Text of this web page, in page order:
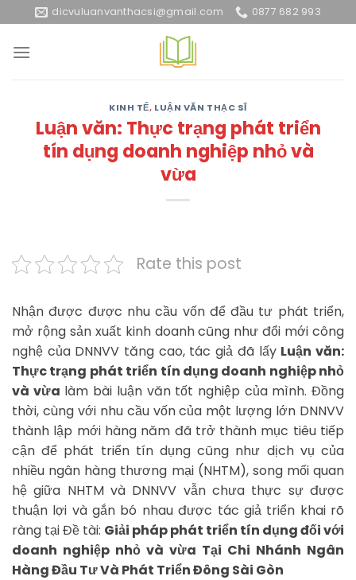
to
content
dicvuluanvanthacsi@gmail.com 0877 682 993
KINH TẾ, LUẬN VĂN THẠC SĨ
Luận văn: Thực trạng phát triển
tín dụng doanh nghiệp nhỏ và
vừa
Rate this post
Nhận được được nhu cầu vốn để đầu tư phát triển,
mở rộng sản xuất kinh doanh cũng như đổi mới công
nghệ của DNNVV tăng cao, tác giả đã lấy Luận văn:
Thực trạng phát triển tín dụng doanh nghiệp nhỏ
và vừa làm bài luận văn tốt nghiệp của mình. Đồng
thời, cùng với nhu cầu vốn của một lượng lớn DNNVV
thành lập mới hàng năm đã trở thành mục tiêu tiếp
cận để phát triển tín dụng cũng như dịch vụ của
nhiều ngân hàng thương mại (NHTM), song mối quan
hệ giữa NHTM và DNNVV vẫn chưa thực sự được
thuận lợi và gắn bó nhau được tác giả triển khai rõ
ràng tại Đề tài: Giải pháp phát triển tín dụng đối với
doanh nghiệp nhỏ và vừa Tại Chi Nhánh Ngân
Hàng Đầu Tư Và Phát Triển Đông Sài Gòn